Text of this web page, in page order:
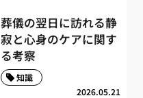
葬儀の翌日に訪れる静
寂と心身のケアに関す
る考察
2026.05.21
知識